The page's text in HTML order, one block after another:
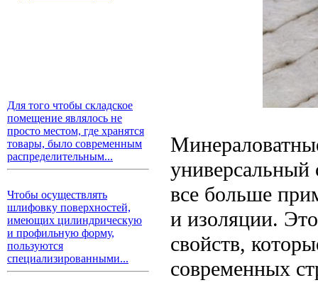
Для того чтобы складское
помещение являлось не
просто местом, где хранятся
товары, было современным
распределительным...
Чтобы осуществлять
шлифовку поверхностей,
имеющих цилиндрическую
и профильную форму,
пользуются
специализированными...
универсальный
все больше
и изоляции.
свойств,
современных